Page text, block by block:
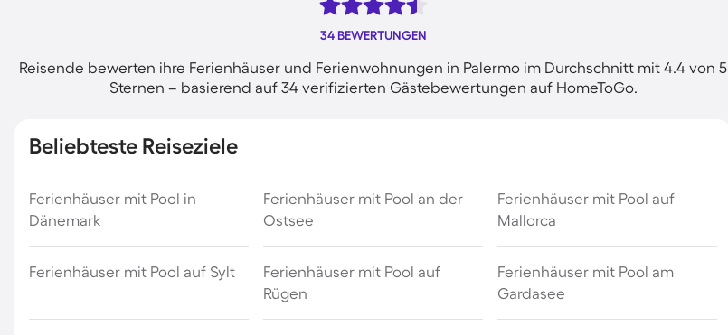
34 BEWERTUNGEN
Reisende bewerten ihre Ferienhäuser und Ferienwohnungen in Palermo im Durchschnitt mit 4.4 von 5
Sternen – basierend auf 34 verifizierten Gästebewertungen auf HomeToGo.
Beliebteste Reiseziele
Ferienhäuser mit Pool in
Dänemark
Ferienhäuser mit Pool an der
Ostsee
Ferienhäuser mit Pool auf
Mallorca
Ferienhäuser mit Pool auf Sylt
Ferienhäuser mit Pool auf
Rügen
Ferienhäuser mit Pool am
Gardasee